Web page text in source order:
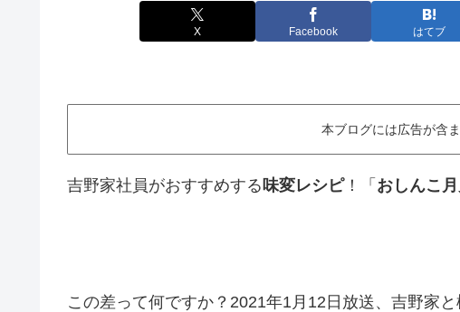
X Facebook はてブ
本ブログには広告が含
吉野家社員がおすすめする 味変レシピ！「 おしんこ
この差って何ですか？2021年1月12日放送、吉野家と